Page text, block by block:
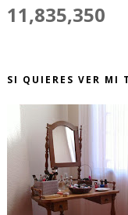
11,835,350
SI QUIERES VER MI